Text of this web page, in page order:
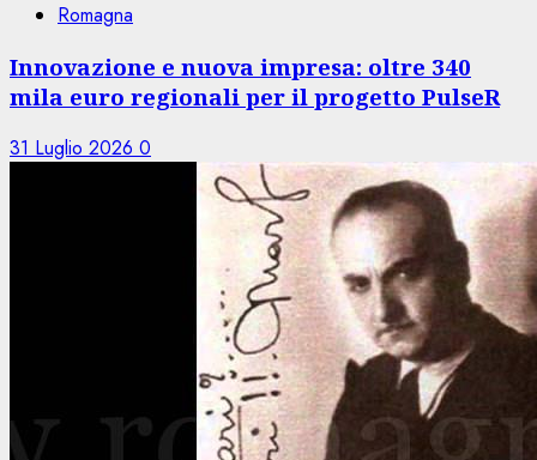
Romagna
Innovazione e nuova impresa: oltre 340
mila euro regionali per il progetto PulseR
31 Luglio 2026 0